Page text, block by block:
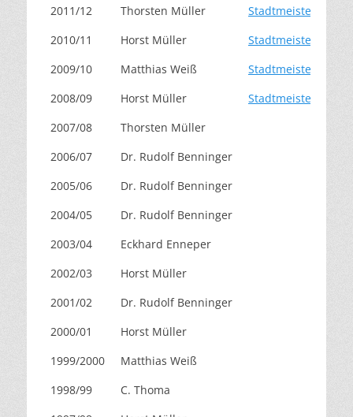
2011/12
Thorsten Müller
Stadtmeisterschaft
2010/11
Horst Müller
Stadtmeisterschaft
2009/10
Matthias Weiß
Stadtmeisterschaft
2008/09
Horst Müller
Stadtmeisterschaft
2007/08
Thorsten Müller
2006/07
Dr. Rudolf Benninger
2005/06
Dr. Rudolf Benninger
2004/05
Dr. Rudolf Benninger
2003/04
Eckhard Enneper
2002/03
Horst Müller
2001/02
Dr. Rudolf Benninger
2000/01
Horst Müller
1999/2000
Matthias Weiß
1998/99
C. Thoma